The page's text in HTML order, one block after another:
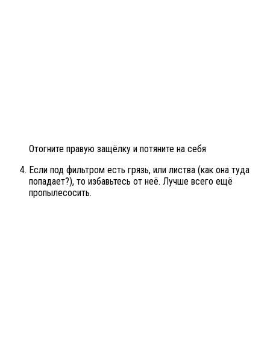
Отогните правую защёлку и потяните на себя
Если под фильтром есть грязь, или листва (как она туда
попадает?), то избавьтесь от неё. Лучше всего ещё
пропылесосить.